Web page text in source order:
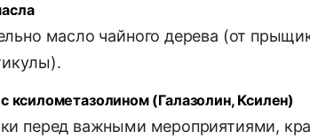
масло чайного дерева (от
ксилометазолином (Галазолин, Ксилен)
перед важными мероприятиями,